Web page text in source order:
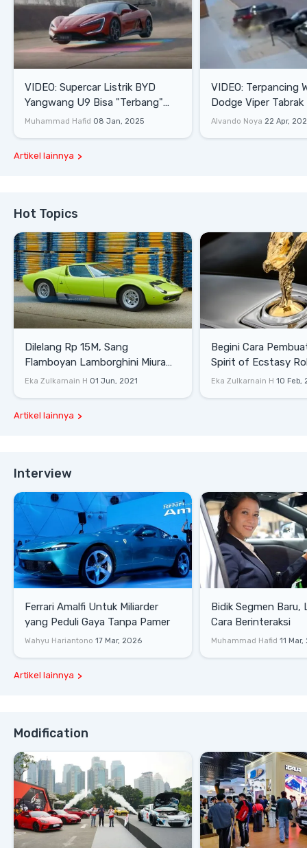
VIDEO: Supercar Listrik BYD
Yangwang U9 Bisa "Terbang"
Lewati Rintangan
Muhammad Hafid 08 Jan, 2025
VIDEO: Terpancing
Dodge Viper Tabrak
Saat Burnout
Alvando Noya 22 Apr,
Artikel lainnya
Hot Topics
Dilelang Rp 15M, Sang
Flamboyan Lamborghini Miura
P400 S
Eka Zulkarnain H 01 Jun, 2021
Begini Cara
Spirit of Ecstasy
Eka Zulkarnain H 10 Feb,
Artikel lainnya
Interview
Ferrari Amalfi Untuk Miliarder
yang Peduli Gaya Tanpa Pamer
Wahyu Hariantono 17 Mar, 2026
Bidik Segmen Baru,
Cara Berinteraksi
Muhammad Hafid 11
Artikel lainnya
Modification